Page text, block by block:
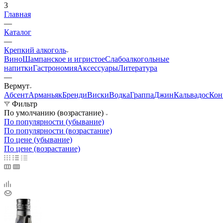
3
Главная
—
Каталог
—
Крепкий алкоголь
ВиноШампанское и игристоеСлабоалкогольные
напиткиГастрономияАксессуарыЛитература
—
Вермут
АбсентАрманьякБрендиВискиВодкаГраппаДжинКальвадос
Фильтр
По умолчанию (возрастание)
По популярности (убывание)
По популярности (возрастание)
По цене (убывание)
По цене (возрастание)